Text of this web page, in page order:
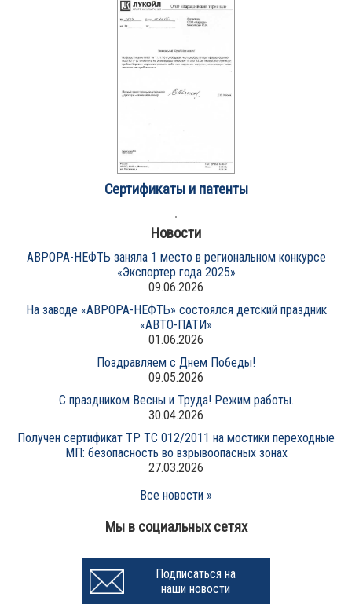
Сертификаты и патенты
Новости
АВРОРА-НЕФТЬ заняла 1 место в региональном конкурсе
«Экспортер года 2025»
09.06.2026
На заводе «АВРОРА-НЕФТЬ» состоялся детский праздник
«АВТО-ПАТИ»
01.06.2026
Поздравляем с Днем Победы!
09.05.2026
С праздником Весны и Труда! Режим работы.
30.04.2026
Получен сертификат ТР ТС 012/2011 на мостики переходные
МП: безопасность во взрывоопасных зонах
27.03.2026
Все новости »
Мы в социальных сетях
Подписаться на
наши новости